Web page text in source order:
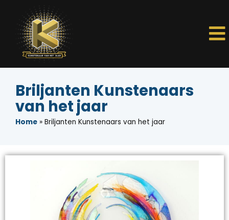
Briljanten Kunstenaars
van het jaar
Home » Briljanten Kunstenaars van het jaar